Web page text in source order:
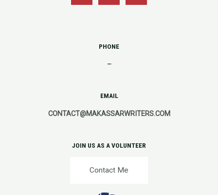
PHONE
–
EMAIL
CONTACT@MAKASSARWRITERS.COM
JOIN US AS A VOLUNTEER
Contact Me